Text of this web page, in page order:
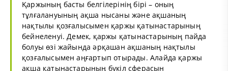
Қаржының басты белгілерінің бірі – оның
тұлғалануының ақша нысаны және ақшаның
нақтылы қозғалысымен қаржы қатынастарының
бейнеленуі. Демек, қаржы қатынастарының пайда
болуы өзі жайында әрқашан ақшаның нақтылы
қозғалысымен аңғартып отырады. Алайда қаржы
ақша қатынастарының бүкіл сферасын